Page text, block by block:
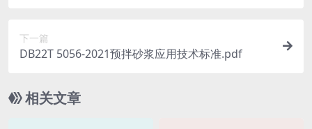
下一篇
DB22T 5056-2021预拌砂浆应用技术标准.pdf
相关文章